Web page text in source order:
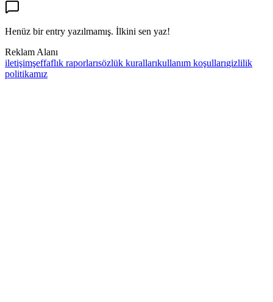
Henüz bir entry yazılmamış. İlkini sen yaz!
Reklam Alanı
iletişimşeffaflık raporlarısözlük kurallarıkullanım koşullarıgizlilik
politikamız